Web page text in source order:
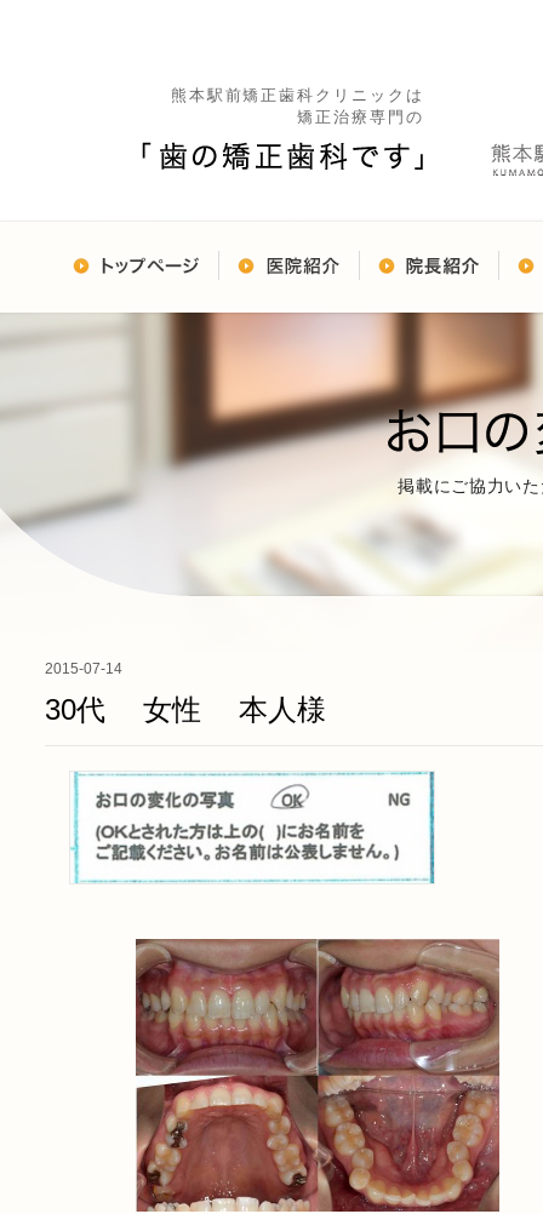
熊本駅前矯正歯科クリニックは
矯正治療専門の
掲載にご協力い
2015-07-14
30代 女性 本人様